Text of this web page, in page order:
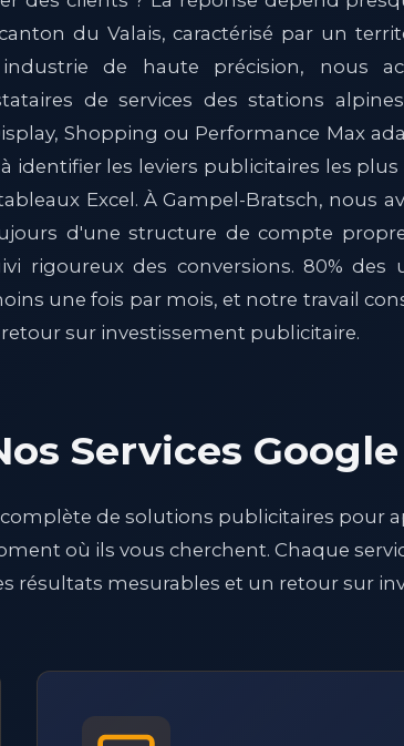
du Valais, caractérisé par un
de haute précision, nous
de services des stations
Shopping ou Performance Max
identifier les leviers publicitaires les
Excel. À Gampel-Bratsch, nous
d'une structure de compte
rigoureux des conversions. 80% des
une fois par mois, et notre travail
sur investissement publicitaire.
Services
de solutions publicitaires pour
où ils vous cherchent. Chaque
résultats mesurables et un retour sur